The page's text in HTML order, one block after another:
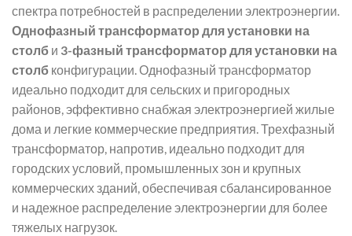
спектра потребностей в распределении электроэнергии.
Однофазный трансформатор для установки на
столб и 3-фазный трансформатор для установки на
столб конфигурации. Однофазный трансформатор
идеально подходит для сельских и пригородных
районов, эффективно снабжая электроэнергией жилые
дома и легкие коммерческие предприятия. Трехфазный
трансформатор, напротив, идеально подходит для
городских условий, промышленных зон и крупных
коммерческих зданий, обеспечивая сбалансированное
и надежное распределение электроэнергии для более
тяжелых нагрузок.